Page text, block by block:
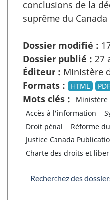
conclusions de la
suprême du
Dossier modifié :
Dossier publié : 27
Éditeur : Ministère
Formats :
HTML PDF
Mots clés :
Ministère
Accès à l'information
Droit pénal
Réforme
Justice Canada
Charte des droits et
Recherchez des